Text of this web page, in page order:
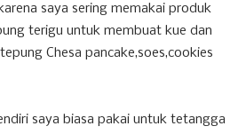
saya sering memakai produk
terigu untuk membuat kue dan
Chesa pancake,soes,cookies
saya biasa pakai untuk tetangga